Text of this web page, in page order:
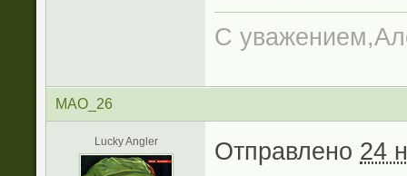
С
MAO_26
Lucky Angler Отправлено 24